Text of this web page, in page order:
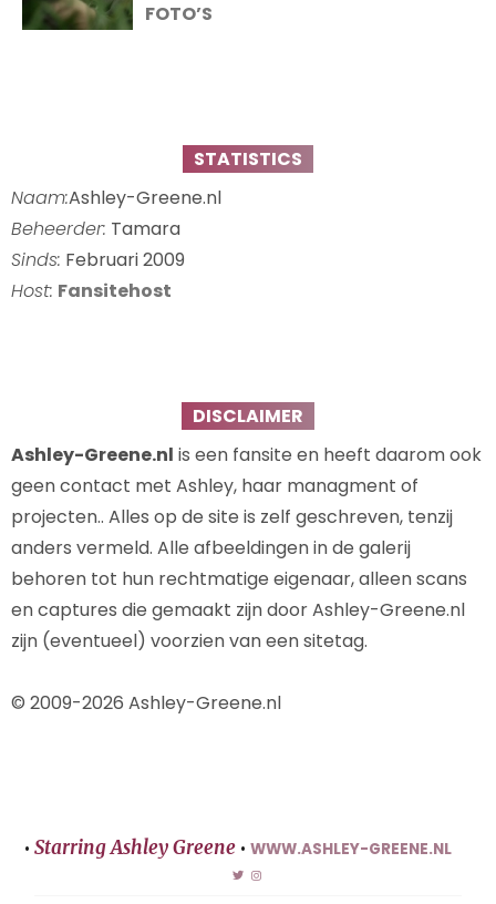
FOTO’S
STATISTICS
Naam:Ashley-Greene.nl
Beheerder: Tamara
Sinds: Februari 2009
Host: Fansitehost
DISCLAIMER
Ashley-Greene.nl is een fansite en heeft daarom ook
geen contact met Ashley, haar managment of
projecten.. Alles op de site is zelf geschreven, tenzij
anders vermeld. Alle afbeeldingen in de galerij
behoren tot hun rechtmatige eigenaar, alleen scans
en captures die gemaakt zijn door Ashley-Greene.nl
zijn (eventueel) voorzien van een sitetag.
© 2009-2026 Ashley-Greene.nl
• Starring Ashley Greene • WWW.ASHLEY-GREENE.NL